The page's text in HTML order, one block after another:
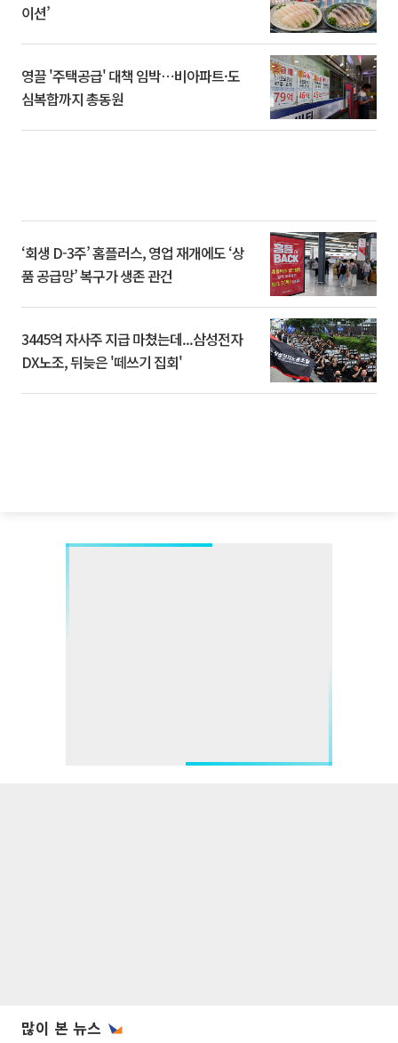
이션’
영끌 '주택공급' 대책 임박⋯비아파트·도
심복합까지 총동원
‘회생 D-3주’ 홈플러스, 영업 재개에도 ‘상
품 공급망’ 복구가 생존 관건
3445억 자사주 지급 마쳤는데...삼성전자
DX노조, 뒤늦은 '떼쓰기 집회'
많이 본 뉴스